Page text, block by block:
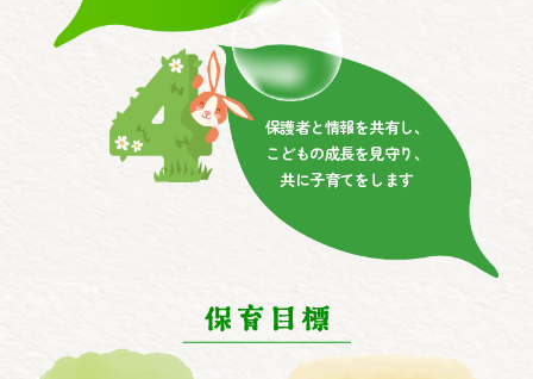
保護者と情報を共有し、
こどもの成長を見守り、
共に子育てをします